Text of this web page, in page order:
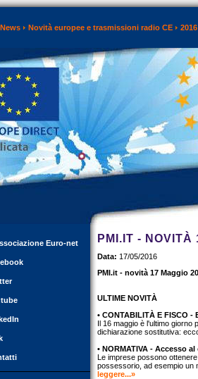
News Novità europee e trasmissioni radio CE 2016
Euro-net PMI.IT - NOVITÀ
Data: 17/05/2016
PMI.it - novità 17 Maggio
ULTIME NOVITÀ
• CONTABILITÀ E FISCO
Il 16 maggio è l'ultimo giorno
dichiarazione sostitutiva:
• NORMATIVA - Accesso
Le imprese possono
possessorio, ad esempio un
leggere...»